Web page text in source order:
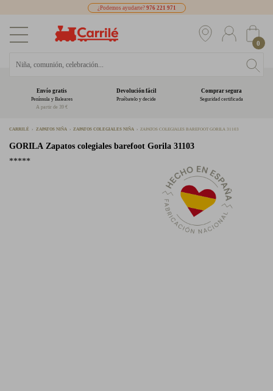
¿Podemos ayudarte? 976 221 971
0
Envío gratis
Península y Baleares
A partir de 39 €
Devolución fácil
Pruébatelo y decide
Comprar segura
Seguridad certificada
CARRILÉ ZAPATOS NIÑA ZAPATOS COLEGIALES NIÑA ZAPATOS COLEGIALES BAREFOOT GORILA 31103
GORILA Zapatos colegiales barefoot Gorila 31103
*****